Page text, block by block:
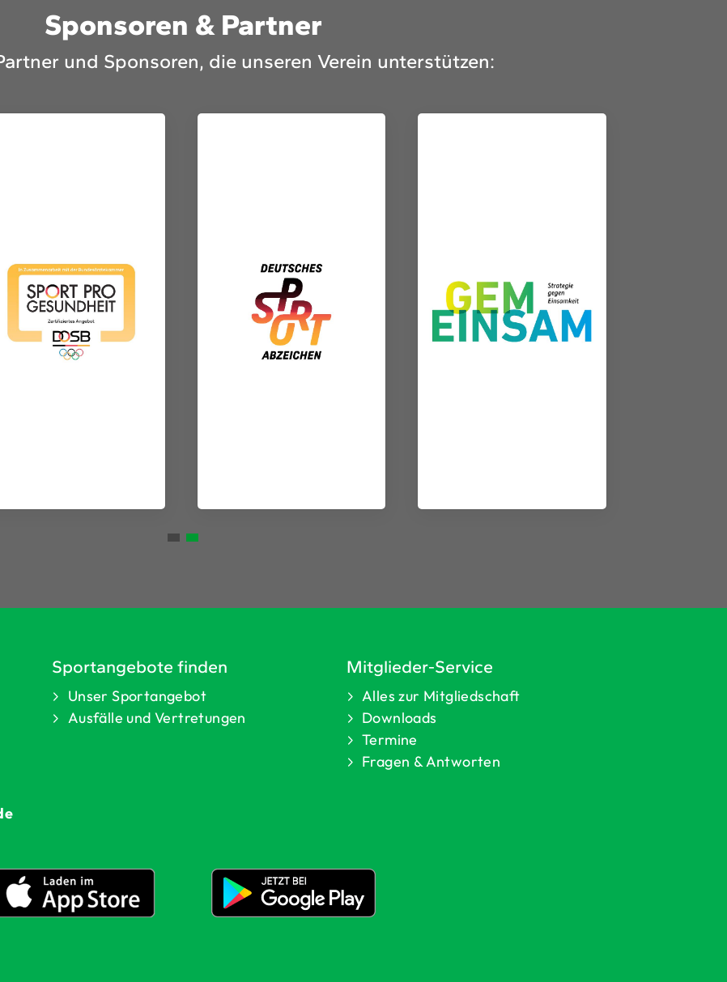
Sponsoren & Partner
und Sponsoren, die unseren Verein unterstützen:
Sportangebote finden
Unser Sportangebot
Ausfälle und Vertretungen
Mitglieder-Service
Alles zur Mitgliedschaft
Downloads
Termine
Fragen & Antworten